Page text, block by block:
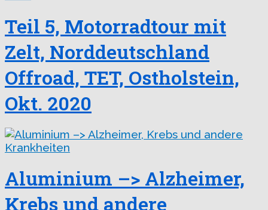
Teil 5, Motorradtour mit
Zelt, Norddeutschland
Offroad, TET, Ostholstein,
Okt. 2020
Aluminium –> Alzheimer,
Krebs und andere